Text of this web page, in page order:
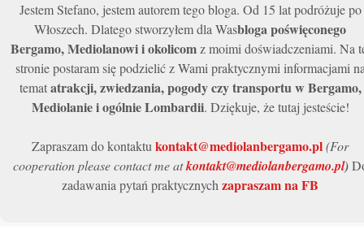
Jestem Stefano, jestem autorem tego bloga. Od 15 lat podróżuje po
Włoszech. Dlatego stworzyłem dla Wasbloga poświęconego
Bergamo, Mediolanowi i okolicomz moimi doświadczeniami. Na
stronie postaram się podzielić z Wami praktycznymi informacjami
tematatrakcji, zwiedzania, pogody czy transportu w Bergamo,
Mediolanie i ogólnie Lombardii. Dziękuje, że tutaj jesteście!
Zapraszam do kontaktukontakt@mediolanbergamo.pl(For
cooperation please contact me atkontakt@mediolanbergamo.pl)
zadawania pytań praktycznychzapraszam na FB